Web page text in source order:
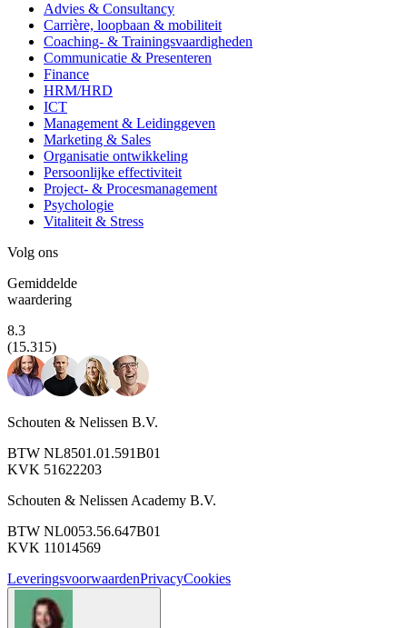
Advies & Consultancy
Carrière, loopbaan & mobiliteit
Coaching- & Trainingsvaardigheden
Communicatie & Presenteren
Finance
HRM/HRD
ICT
Management & Leidinggeven
Marketing & Sales
Organisatie ontwikkeling
Persoonlijke effectiviteit
Project- & Procesmanagement
Psychologie
Vitaliteit & Stress
Volg ons
Gemiddelde
waardering
8.3
(15.315)
Schouten & Nelissen B.V.
BTW NL8501.01.591B01
KVK 51622203
Schouten & Nelissen Academy B.V.
BTW NL0053.56.647B01
KVK 11014569
LeveringsvoorwaardenPrivacyCookies